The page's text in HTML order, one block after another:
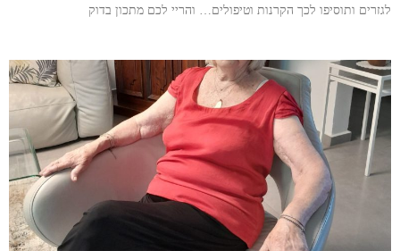
לגזרים ותוסיפו לכך הקרנות וטיפולים… והריי לכם מתכון בדוק